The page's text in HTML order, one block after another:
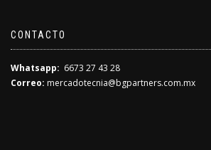
CONTACTO
Whatsapp: 6673 27 43 28
Correo: mercadotecnia@bgpartners.com.mx